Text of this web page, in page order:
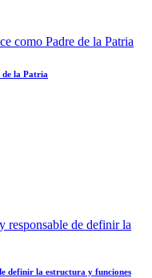
de la Patria
definir la estructura y funciones